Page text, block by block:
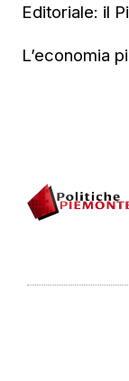
Editoriale: il
L’economia